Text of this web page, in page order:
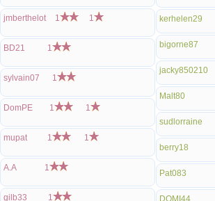
jmberthelot 1 1
BD21 1
sylvain07 1
DomPE 1 1
mupat 1 1
A.A 1
gilb33 1
kerhelen29
bigorne87
jacky850210
Malt80
sudlorraine
berry18
Pat083
DOMI44